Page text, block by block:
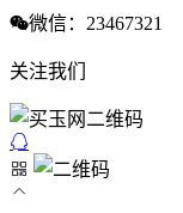
微信：23467321
关注我们